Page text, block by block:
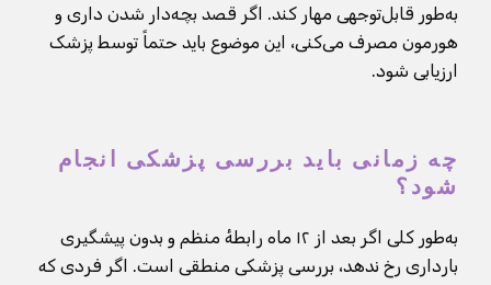
به‌طور قابل‌توجهی مهار کند. اگر قصد بچه‌دار شدن داری و
هورمون مصرف می‌کنی، این موضوع باید حتماً توسط پزشک
ارزیابی شود.
چه زمانی باید بررسی پزشکی انجام
شود؟
به‌طور کلی اگر بعد از ۱۲ ماه رابطهٔ منظم و بدون پیشگیری
بارداری رخ ندهد، بررسی پزشکی منطقی است. اگر فردی که